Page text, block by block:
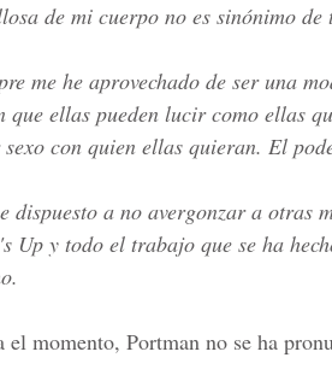
de mi cuerpo no es sinónimo de
me he aprovechado de ser una
que ellas pueden lucir como ellas
sexo con quien ellas quieran. El
dispuesto a no avergonzar a otras
Up y todo el trabajo que se ha
el momento, Portman no se ha